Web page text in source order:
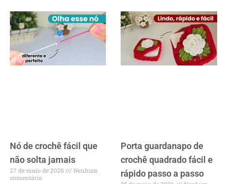
Nó de crochê fácil que
não solta jamais
27 de maio de 2026
Nenhum
comentário
Porta guardanapo de
crochê quadrado fácil e
rápido passo a passo